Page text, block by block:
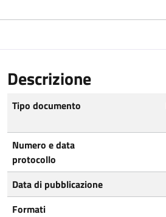
Descrizione
Tipo documento
Numero e data
protocollo
Data di pubblicazione
Formati